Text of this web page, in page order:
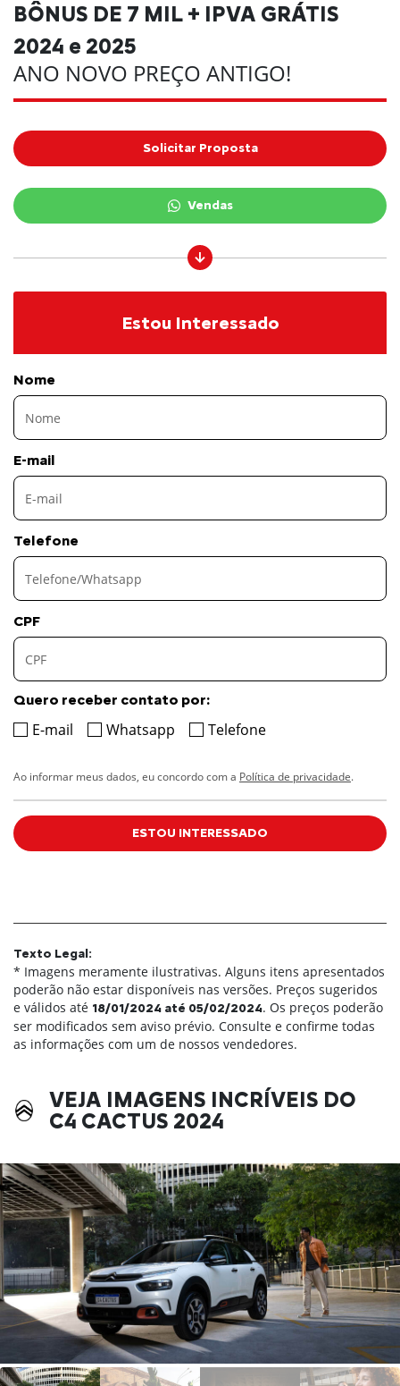
BÔNUS DE 7 MIL + IPVA GRÁTIS
2024 e 2025
ANO NOVO PREÇO ANTIGO!
Solicitar Proposta
Vendas
Estou Interessado
Nome
E-mail
Telefone
CPF
Quero receber contato por:
E-mail Whatsapp Telefone
Ao informar meus dados, eu concordo com a Política de privacidade.
ESTOU INTERESSADO
Texto Legal:
* Imagens meramente ilustrativas. Alguns itens apresentados
poderão não estar disponíveis nas versões. Preços sugeridos
e válidos até 18/01/2024 até 05/02/2024. Os preços poderão
ser modificados sem aviso prévio. Consulte e confirme todas
as informações com um de nossos vendedores.
VEJA IMAGENS INCRÍVEIS DO
C4 CACTUS 2024